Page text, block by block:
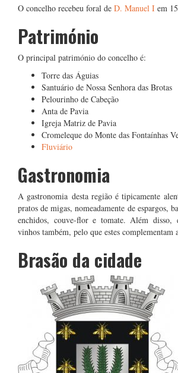
O concelho recebeu foral de D. Manuel I em
Património
O principal património do concelho é:
Torre das Águias
Santuário de Nossa Senhora das Brotas
Pelourinho de Cabeção
Anta de Pavia
Igreja Matriz de Pavia
Cromeleque do Monte das Fontaínhas
Fluviário
Gastronomia
A gastronomia desta região é tipicamente
pratos de migas, nomeadamente de espargos,
enchidos, couve-flor e tomate. Além disso,
vinhos também, pelo que estes complementam
Brasão da cidade